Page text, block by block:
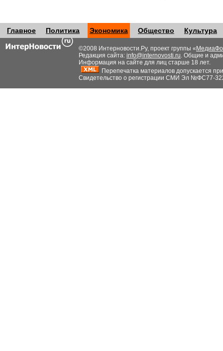
Главное Политика Экономика Общество Культура
©2008 Интерновости.Ру, проект группы «
Редакция сайта: info@internovosti.ru. Общие и
Информация на сайте для лиц старше 18 лет.
Перепечатка материалов допускается
Свидетельство о регистрации СМИ Эл №ФС77-